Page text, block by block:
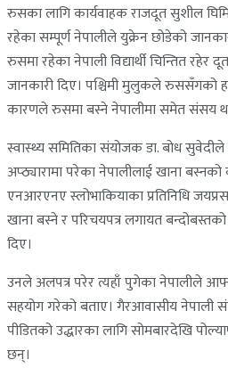
रुसका लागि कार्यवाहक राजदूत सुशील
रहेका सम्पूर्ण नेपालीले युक्रेन छोडेको
रुसमा रहेका नेपाली विद्यार्थी चिन्तित
जानकारी दिए। पश्चिमी मुलुकले रुससँगको
कारणले रुसमा बस्ने नेपालीमा समेत संसय
स्वास्थ्य समितिका संयोजक डा. बोध
अप्ठ्यारामा परेका नेपालीलाई खाना बस्नको
एनआरएनए स्लोभाकियाका प्रतिनिधि
खाना बस्ने र परिचयपत्र लगायत
दिए।
उनले अलपत्र परेर त्यहाँ पुगेका नेपालीले
सहयोग गरेको बताए। गैरआवासीय नेपाली
पीडितको उद्धारका लागि सोमबारदेखि
छन्।